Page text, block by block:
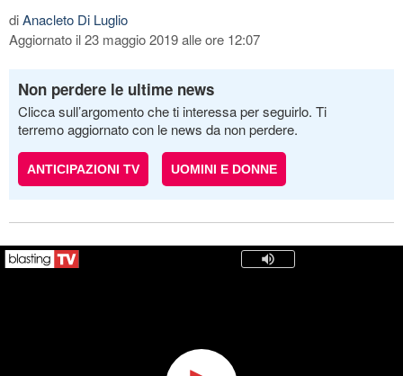
diAnacleto Di Luglio
Aggiornato il 23 maggio 2019 alle ore 12:07
Non perdere le ultime news
Clicca sull’argomento che ti interessa per seguirlo. Ti
terremo aggiornato con le news da non perdere.
ANTICIPAZIONI TV UOMINI E DONNE